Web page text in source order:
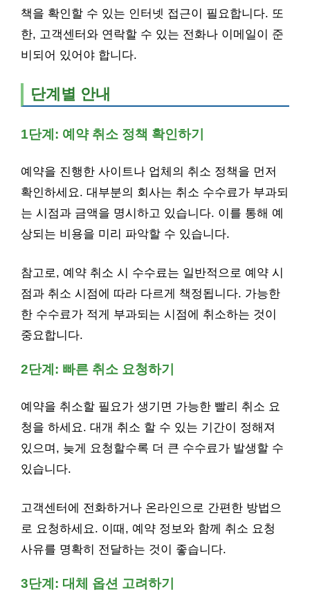
책을 확인할 수 있는 인터넷 접근이 필요합니다. 또
한, 고객센터와 연락할 수 있는 전화나 이메일이 준
비되어 있어야 합니다.
단계별 안내
1단계: 예약 취소 정책 확인하기
예약을 진행한 사이트나 업체의 취소 정책을 먼저
확인하세요. 대부분의 회사는 취소 수수료가 부과되
는 시점과 금액을 명시하고 있습니다. 이를 통해 예
상되는 비용을 미리 파악할 수 있습니다.
참고로, 예약 취소 시 수수료는 일반적으로 예약 시
점과 취소 시점에 따라 다르게 책정됩니다. 가능한
한 수수료가 적게 부과되는 시점에 취소하는 것이
중요합니다.
2단계: 빠른 취소 요청하기
예약을 취소할 필요가 생기면 가능한 빨리 취소 요
청을 하세요. 대개 취소 할 수 있는 기간이 정해져
있으며, 늦게 요청할수록 더 큰 수수료가 발생할 수
있습니다.
고객센터에 전화하거나 온라인으로 간편한 방법으
로 요청하세요. 이때, 예약 정보와 함께 취소 요청
사유를 명확히 전달하는 것이 좋습니다.
3단계: 대체 옵션 고려하기